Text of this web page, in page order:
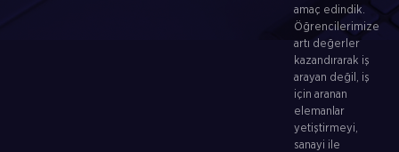
amaç edindik.
Öğrencilerimize
artı değerler
kazandırarak iş
arayan değil, iş
için aranan
elemanlar
yetiştirmeyi,
sanayi ile